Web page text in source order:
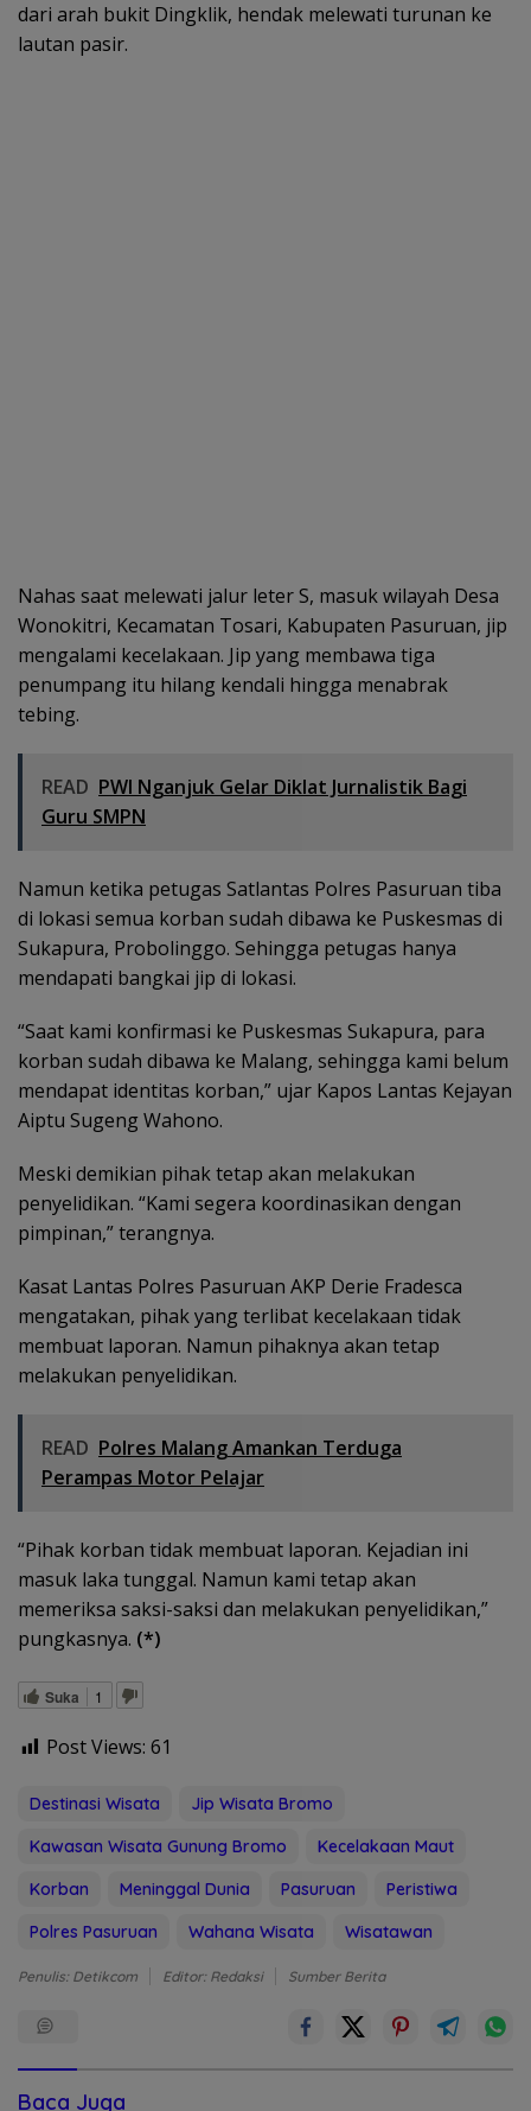
dari arah bukit Dingklik, hendak melewati turunan ke
lautan pasir.
Nahas saat melewati jalur leter S, masuk wilayah Desa
Wonokitri, Kecamatan Tosari, Kabupaten Pasuruan, jip
mengalami kecelakaan. Jip yang membawa tiga
penumpang itu hilang kendali hingga menabrak
tebing.
READ PWI Nganjuk Gelar Diklat Jurnalistik Bagi
Guru SMPN
Namun ketika petugas Satlantas Polres Pasuruan tiba
di lokasi semua korban sudah dibawa ke Puskesmas di
Sukapura, Probolinggo. Sehingga petugas hanya
mendapati bangkai jip di lokasi.
“Saat kami konfirmasi ke Puskesmas Sukapura, para
korban sudah dibawa ke Malang, sehingga kami belum
mendapat identitas korban,” ujar Kapos Lantas Kejayan
Aiptu Sugeng Wahono.
Meski demikian pihak tetap akan melakukan
penyelidikan. “Kami segera koordinasikan dengan
pimpinan,” terangnya.
Kasat Lantas Polres Pasuruan AKP Derie Fradesca
mengatakan, pihak yang terlibat kecelakaan tidak
membuat laporan. Namun pihaknya akan tetap
melakukan penyelidikan.
READ Polres Malang Amankan Terduga
Perampas Motor Pelajar
“Pihak korban tidak membuat laporan. Kejadian ini
masuk laka tunggal. Namun kami tetap akan
memeriksa saksi-saksi dan melakukan penyelidikan,”
pungkasnya. (*)
Suka 1
Post Views: 61
Destinasi Wisata
Jip Wisata Bromo
Kawasan Wisata Gunung Bromo
Kecelakaan Maut
Korban
Meninggal Dunia Pasuruan
Peristiwa
Polres Pasuruan
Wahana Wisata Wisatawan
Penulis: Detikcom Editor: Redaksi Sumber Berita
Baca Juga